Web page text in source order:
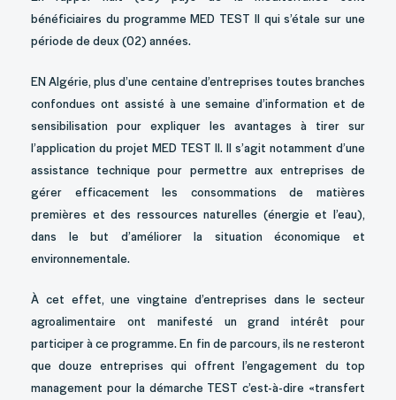
bénéficiaires du programme MED TEST II qui s’étale sur une
période de deux (02) années.
EN Algérie, plus d’une centaine d’entreprises toutes branches
confondues ont assisté à une semaine d’information et de
sensibilisation pour expliquer les avantages à tirer sur
l’application du projet MED TEST II. Il s’agit notamment d’une
assistance technique pour permettre aux entreprises de
gérer efficacement les consommations de matières
premières et des ressources naturelles (énergie et l’eau),
dans le but d’améliorer la situation économique et
environnementale.
À cet effet, une vingtaine d’entreprises dans le secteur
agroalimentaire ont manifesté un grand intérêt pour
participer à ce programme. En fin de parcours, ils ne resteront
que douze entreprises qui offrent l’engagement du top
management pour la démarche TEST c’est-à-dire «transfert